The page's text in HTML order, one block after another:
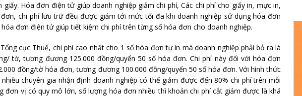
Hóa đơn điện tử giúp doanh nghiệp giảm chi phí, Các chi phí cho giấy in, mực in,
chi phí lưu trữ đều được giảm tới mức tối đa khi doanh nghiệp sử dụng hóa đơn
đơn điện tử giúp tiết kiệm chi phí trên từng số hóa đơn cho doanh nghiệp.
cục Thuế, chi phí cao nhất cho 1 số hóa đơn tự in mà doanh nghiệp phải bỏ ra là
tờ, tương đương 125.000 đồng/quyển 50 số hóa đơn. Chi phí này đối với hóa đơn
đồng/tờ hóa đơn, tương đương 100.000 đồng/quyển 50 số hóa đơn. Với hình thức
chuyên gia nhận định doanh nghiệp có thể giảm được đến 80% chi phí trên mỗi
đơn vị có quy mô lớn, số lượng hóa đơn nhiều thì khoản chi phí cắt giảm được là khá